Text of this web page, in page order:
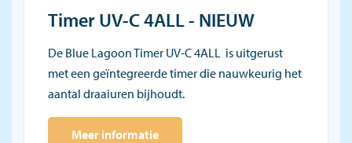
Timer UV-C 4ALL - NIEUW
De Blue Lagoon Timer UV-C 4ALL is uitgerust
met een geïntegreerde timer die nauwkeurig het
aantal draaiuren bijhoudt.
Meer informatie